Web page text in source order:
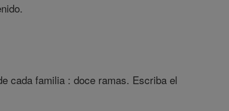
cada familia : doce ramas. Escriba el